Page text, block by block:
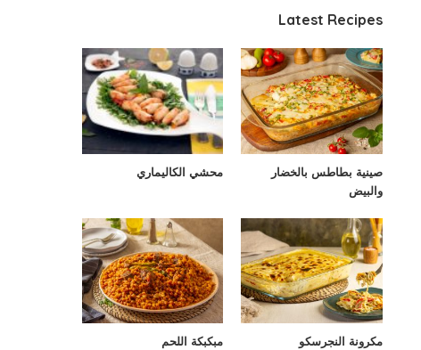
Latest Recipes
صينية بطاطس بالخضار
والبيض
محشي الكاليماري
مكرونة النجرسكو مبكبكة اللحم